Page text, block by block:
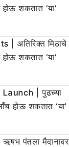
शकतात ‘या’
| अतिरिक्त मिठाचे
शकतात ‘या’
| पुढच्या
होऊ शकतात ‘या’
पंतला मैदानावर